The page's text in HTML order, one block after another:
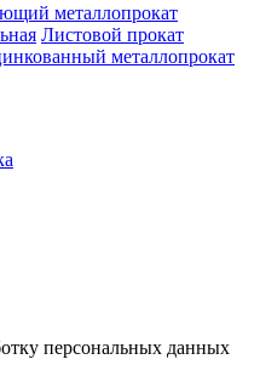
металлопрокат
Листовой прокат
металлопрокат
персональных данных